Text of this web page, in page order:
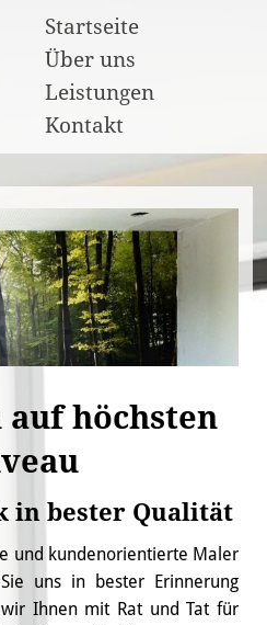
Startseite
Über uns
Leistungen
Kontakt
auf höchsten
in bester Qualität
und kundenorientierte Maler
uns in bester Erinnerung
Ihnen mit Rat und Tat für